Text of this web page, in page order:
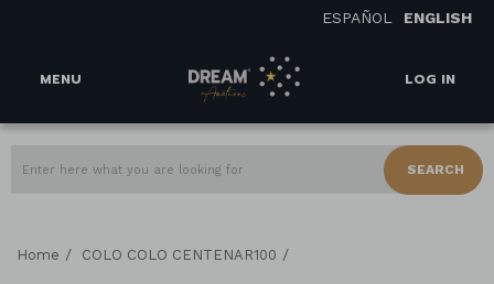
ESPAÑOL ENGLISH
MENU LOG IN
SEARCH
Home / COLO COLO CENTENAR100 /